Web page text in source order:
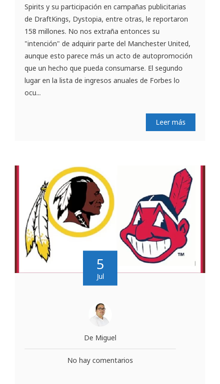
Spirits y su participación en campañas publicitarias
de DraftKings, Dystopia, entre otras, le reportaron
158 millones. No nos extraña entonces su
"intención" de adquirir parte del Manchester United,
aunque esto parece más un acto de autopromoción
que un hecho que pueda consumarse. El segundo
lugar en la lista de ingresos anuales de Forbes lo
ocu...
Leer más
5
Jul
De Miguel
No hay comentarios